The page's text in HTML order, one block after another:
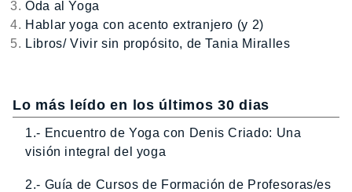
Oda al Yoga
Hablar yoga con acento extranjero (y 2)
Libros/ Vivir sin propósito, de Tania Miralles
Lo más leído en los últimos 30 dias
1.- Encuentro de Yoga con Denis Criado: Una
visión integral del yoga
2.- Guía de Cursos de Formación de Profesoras/es